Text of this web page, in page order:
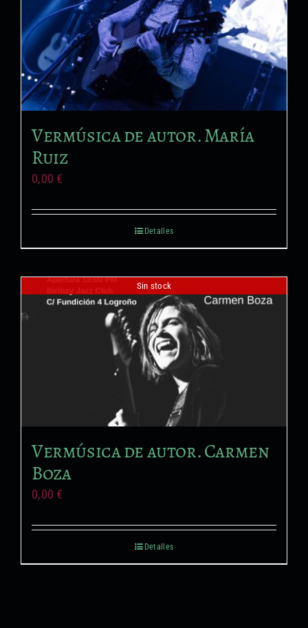
Vermúsica de autor. María
Ruiz
0,00 €
Detalles
Sin stock
Vermúsica de autor. Carmen
Boza
0,00 €
Detalles